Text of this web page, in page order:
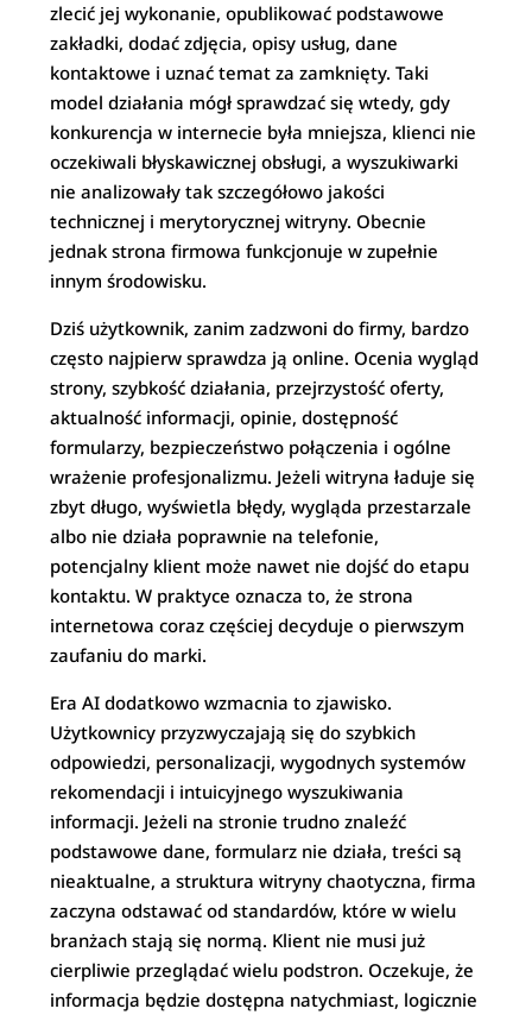
zlecić jej wykonanie, opublikować podstawowe
zakładki, dodać zdjęcia, opisy usług, dane
kontaktowe i uznać temat za zamknięty. Taki
model działania mógł sprawdzać się wtedy, gdy
konkurencja w internecie była mniejsza, klienci nie
oczekiwali błyskawicznej obsługi, a wyszukiwarki
nie analizowały tak szczegółowo jakości
technicznej i merytorycznej witryny. Obecnie
jednak strona firmowa funkcjonuje w zupełnie
innym środowisku.
Dziś użytkownik, zanim zadzwoni do firmy, bardzo
często najpierw sprawdza ją online. Ocenia wygląd
strony, szybkość działania, przejrzystość oferty,
aktualność informacji, opinie, dostępność
formularzy, bezpieczeństwo połączenia i ogólne
wrażenie profesjonalizmu. Jeżeli witryna ładuje się
zbyt długo, wyświetla błędy, wygląda przestarzale
albo nie działa poprawnie na telefonie,
potencjalny klient może nawet nie dojść do etapu
kontaktu. W praktyce oznacza to, że strona
internetowa coraz częściej decyduje o pierwszym
zaufaniu do marki.
Era AI dodatkowo wzmacnia to zjawisko.
Użytkownicy przyzwyczajają się do szybkich
odpowiedzi, personalizacji, wygodnych systemów
rekomendacji i intuicyjnego wyszukiwania
informacji. Jeżeli na stronie trudno znaleźć
podstawowe dane, formularz nie działa, treści są
nieaktualne, a struktura witryny chaotyczna, firma
zaczyna odstawać od standardów, które w wielu
branżach stają się normą. Klient nie musi już
cierpliwie przeglądać wielu podstron. Oczekuje, że
informacja będzie dostępna natychmiast, logicznie